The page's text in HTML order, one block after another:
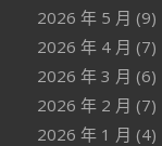
2026 年 5 月 (9)
2026 年 4 月 (7)
2026 年 3 月 (6)
2026 年 2 月 (7)
2026 年 1 月 (4)